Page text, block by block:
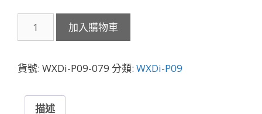
P09-
コ
ド
加入購物車
貨號: WXDi-P09-079 分類: WXDi-P09
描述